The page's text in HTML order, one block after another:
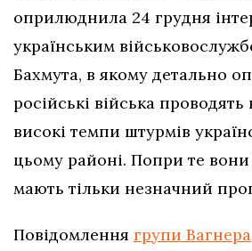
оприлюднила 24 грудня
українським
Бахмута, в якому детально
російські війська
високі темпи штурмів
цьому районі. Попри те
мають тільки незначний
Повідомлення групи Вагнера